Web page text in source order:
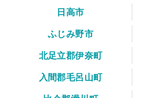
日高市
ふじみ野市
北足立郡伊奈町
入間郡毛呂山町